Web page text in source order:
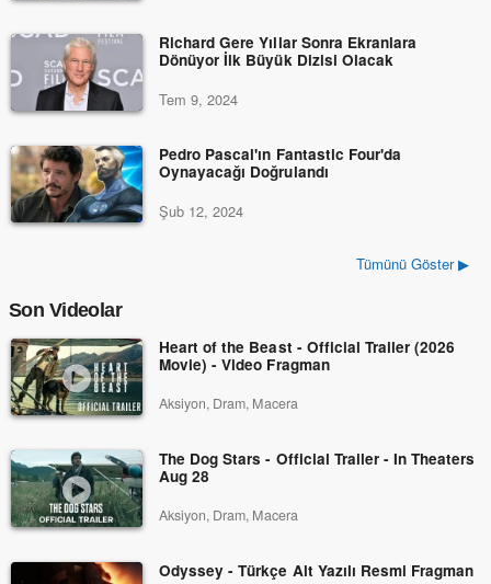
Richard Gere Yıllar Sonra Ekranlara
Dönüyor İlk Büyük Dizisi Olacak
Tem 9, 2024
Pedro Pascal'ın Fantastic Four'da
Oynayacağı Doğrulandı
Şub 12, 2024
Tümünü Göster ▶
Son Videolar
Heart of the Beast - Official Trailer (2026
Movie) - Video Fragman
Aksiyon, Dram, Macera
The Dog Stars - Official Trailer - In Theaters
Aug 28
Aksiyon, Dram, Macera
Odyssey - Türkçe Alt Yazılı Resmi Fragman